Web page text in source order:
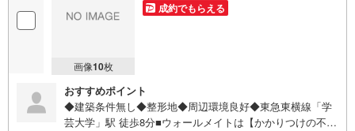
画像10枚
成約でもらえる
おすすめポイント
◆建築条件無し◆整形地◆周辺環境良好◆東急東横線「学
芸大学」駅 徒歩8分■ウォールメイトは【かかりつけの不動